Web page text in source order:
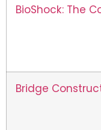
BioShock: The
Bridge